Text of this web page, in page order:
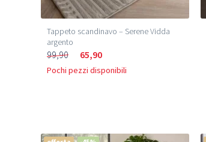
Tappeto scandinavo – Serene Vidda
argento
99,90 65,90
Pochi pezzi disponibili